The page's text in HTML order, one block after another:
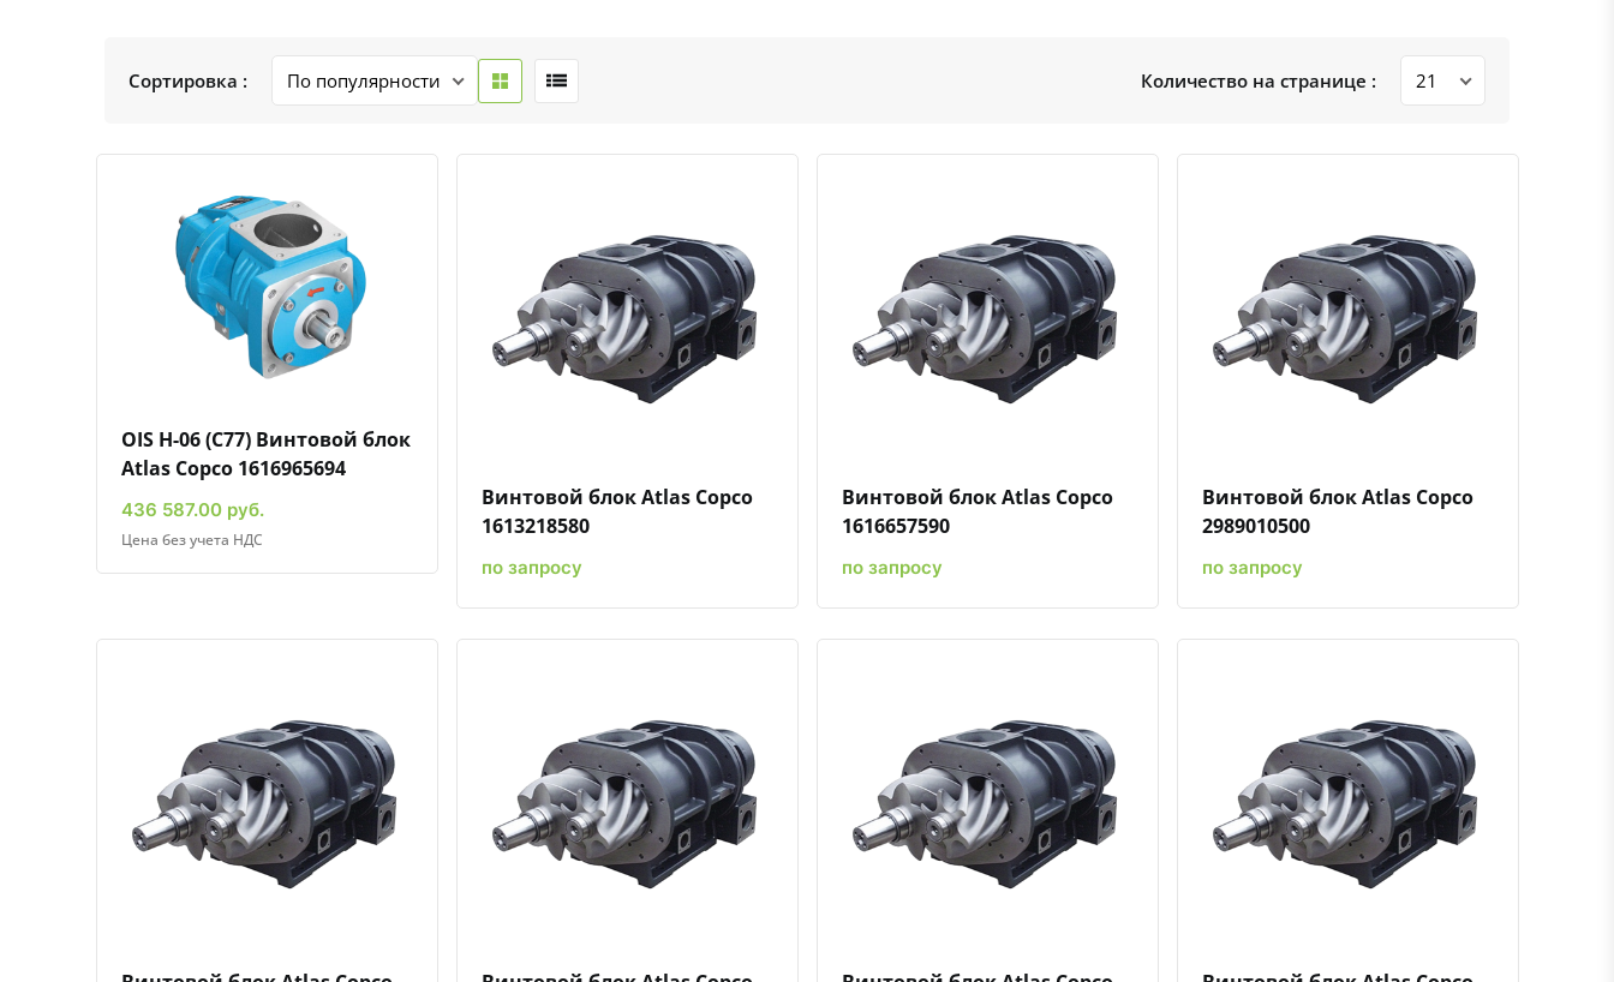
Сортировка : Количество на странице :
Быстрый просмотрДобавить к сравнениюДобавить в избранное
OIS H-06 (С77) Винтовой блок
Atlas Copco 1616965694
436 587.00 руб.
Цена без учета НДС
Быстрый просмотрДобавить к сравнению
Добавить в избранное
Винтовой блок Atlas Copco
1613218580
по запросу
Быстрый просмотрДобавить к сравнению
Добавить в избранное
Винтовой блок Atlas Copco
1616657590
по запросу
Быстрый просмотрДобавить к сравнению
Добавить в избранное
Винтовой блок Atlas Copco
2989010500
по запросу
Быстрый просмотрДобавить к сравнению
Добавить в избранное Быстрый просмотрДобавить к сравнению
Добавить в избранное Быстрый просмотрДобавить к сравнению
Добавить в избранное Быстрый просмотрДобавить к сравнению
Добавить в избранное